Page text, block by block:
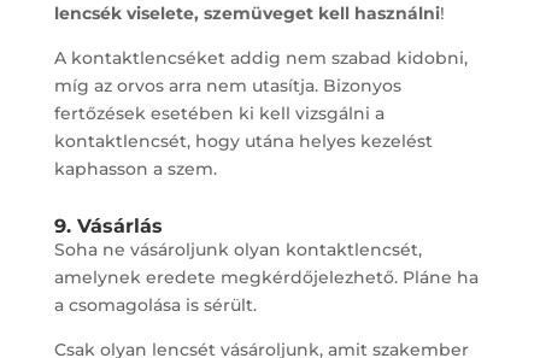
lencsék viselete, szemüveget kell használni!
A kontaktlencséket addig nem szabad kidobni,
míg az orvos arra nem utasítja. Bizonyos
fertőzések esetében ki kell vizsgálni a
kontaktlencsét, hogy utána helyes kezelést
kaphasson a szem.
9. Vásárlás
Soha ne vásároljunk olyan kontaktlencsét,
amelynek eredete megkérdőjelezhető. Pláne ha
a csomagolása is sérült.
Csak olyan lencsét vásároljunk, amit szakember